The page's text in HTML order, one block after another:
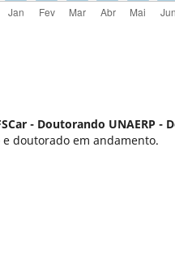
- Doutorando UNAERP -
e doutorado em andamento.